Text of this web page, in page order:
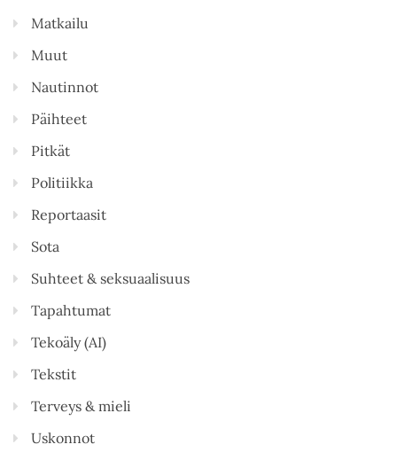
Matkailu
Muut
Nautinnot
Päihteet
Pitkät
Politiikka
Reportaasit
Sota
Suhteet & seksuaalisuus
Tapahtumat
Tekoäly (AI)
Tekstit
Terveys & mieli
Uskonnot